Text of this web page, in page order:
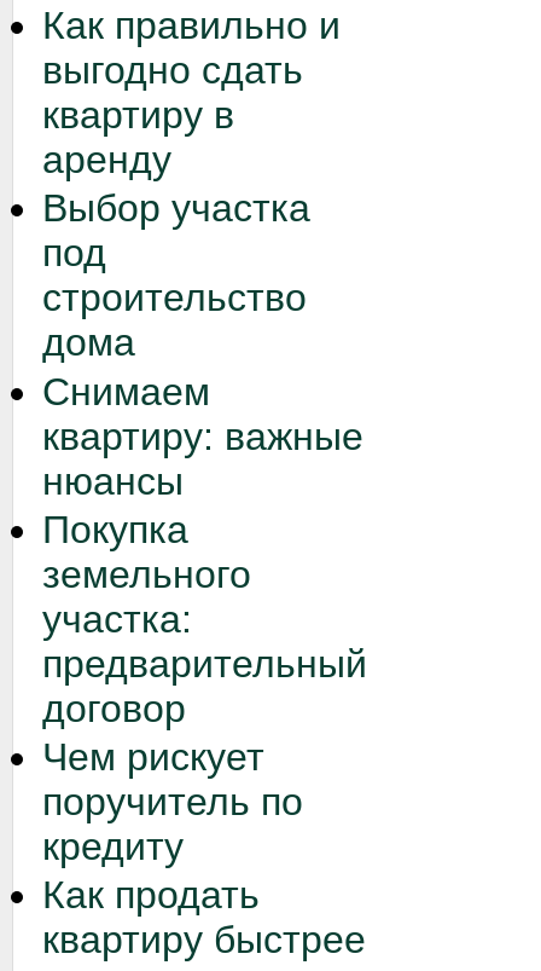
Как правильно и
выгодно сдать
квартиру в
аренду
Выбор участка
под
строительство
дома
Снимаем
квартиру: важные
нюансы
Покупка
земельного
участка:
предварительный
договор
Чем рискует
поручитель по
кредиту
Как продать
квартиру быстрее